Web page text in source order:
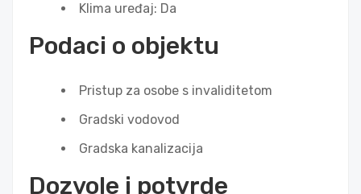
Klima uređaj: Da
Podaci o objektu
Pristup za osobe s invaliditetom
Gradski vodovod
Gradska kanalizacija
Dozvole i potvrde